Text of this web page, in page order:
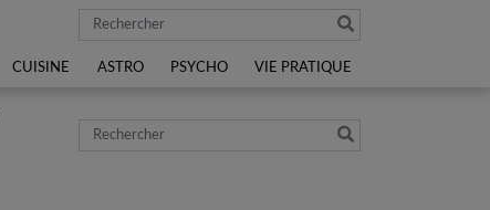
Rechercher
CUISINE ASTRO PSYCHO VIE PRATIQUE
Rechercher